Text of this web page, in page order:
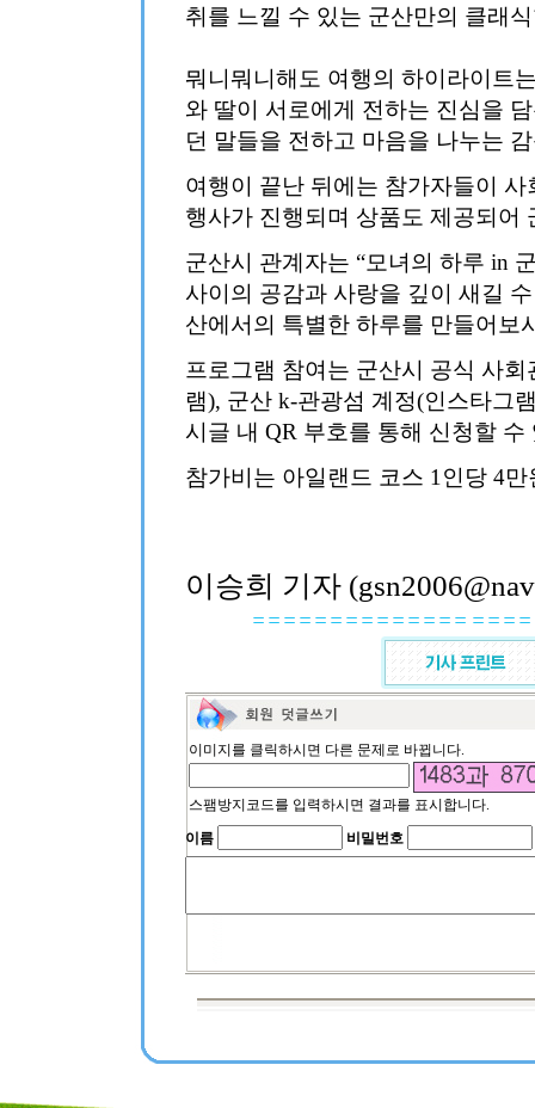
취를 느낄 수 있는 군산만의 클래
뭐니뭐니해도 여행의 하이라이트
와 딸이 서로에게 전하는 진심을
던 말들을 전하고 마음을 나누는
여행이 끝난 뒤에는 참가자들이
행사가 진행되며 상품도 제공되어
군산시 관계자는 “모녀의 하루 in
사이의 공감과 사랑을 깊이 새길
산에서의 특별한 하루를 만들어보
프로그램 참여는 군산시 공식 사
램), 군산 k-관광섬 계정(인스타그
시글 내 QR 부호를 통해 신청할 수
참가비는 아일랜드 코스 1인당 4
이승희 기자
이미지를 클릭하시면 다른 문제로 바뀝니다.
스팸방지코드를 입력하시면 결과를 표시합니다.
이름
비밀번호